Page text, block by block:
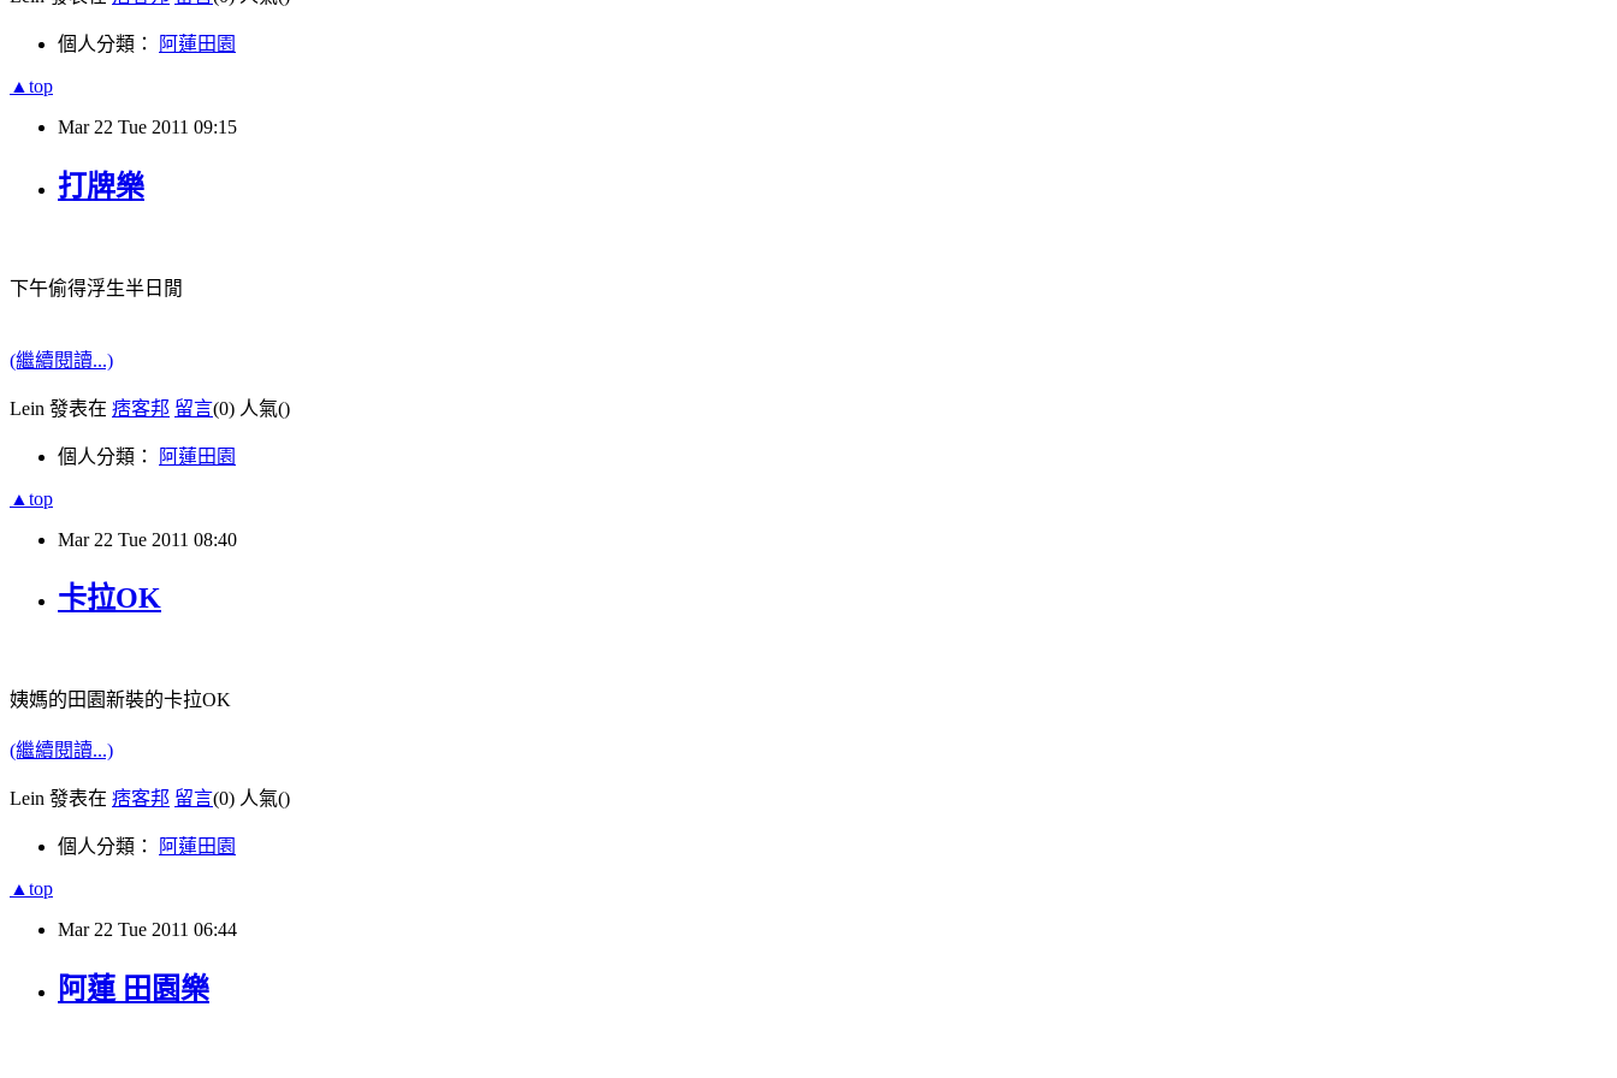
個人分類： 阿蓮田園
▲top
Mar 22 Tue 2011 09:15
打牌樂
下午偷得浮生半日閒
(繼續閱讀...)
Lein 發表在 痞客邦 留言(0) 人氣()
個人分類： 阿蓮田園
▲top
Mar 22 Tue 2011 08:40
卡拉OK
姨媽的田園新裝的卡拉OK
(繼續閱讀...)
Lein 發表在 痞客邦 留言(0) 人氣()
個人分類： 阿蓮田園
▲top
Mar 22 Tue 2011 06:44
阿蓮 田園樂